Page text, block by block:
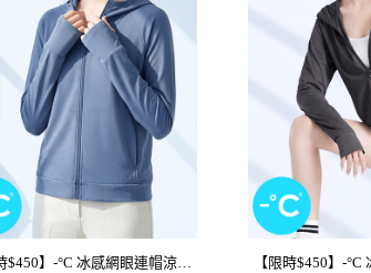
【限時$450】-°C 冰感網眼連帽涼感外套